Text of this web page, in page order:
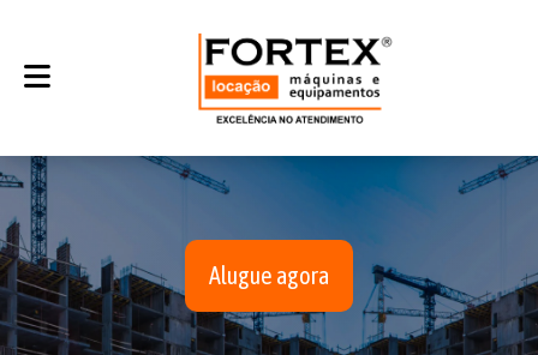
Alugue agora